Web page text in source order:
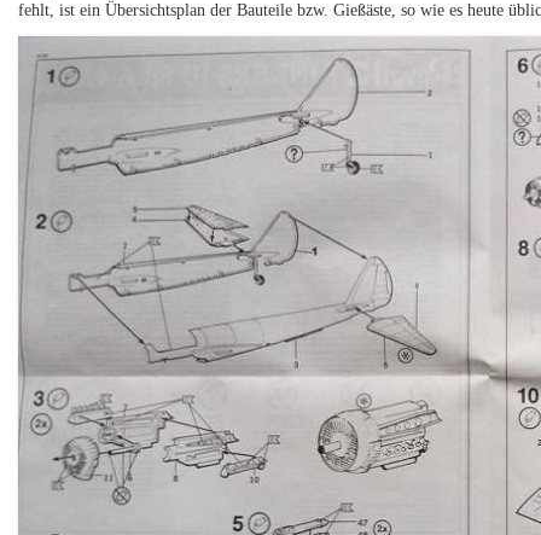
fehlt, ist ein Übersichtsplan der Bauteile bzw. Gießäste, so wie es heute